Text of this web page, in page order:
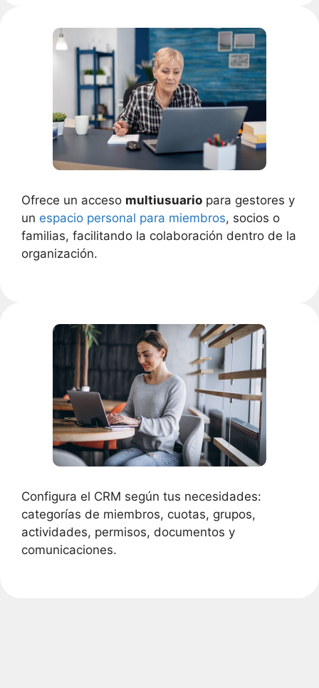
Ofrece un acceso multiusuario para gestores y
un espacio personal para miembros, socios o
familias, facilitando la colaboración dentro de la
organización.
Configura el CRM según tus necesidades:
categorías de miembros, cuotas, grupos,
actividades, permisos, documentos y
comunicaciones.